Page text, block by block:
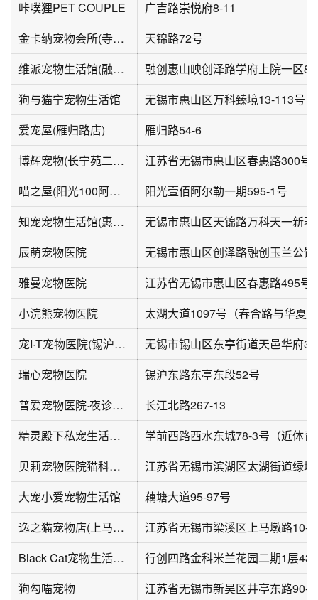
咔噗狸PET COUPLE
广吉路崇悦府8-11
金卡纳宠物会所(寺头家园三期店)
天锦路72号
维派宠物生活馆(融创·惠山映店)
融创惠山映创泽路学府上院一区8-
狗与猫宁宠物生活馆
无锡市惠山区万科臻境13-113号
爱宠屋(雁归路店)
雁归路54-6
博辉宠物(长宁苑二区B区店)
江苏省无锡市惠山区春惠路300号
喵之屋(阳光100阿尔勒一期店)
阳光壹佰阿尔勒一期595-1号
知宠宠物生活馆(惠山店)
辰萌宠物医院
雅曼宠物医院
江苏省无锡市惠山区春惠路495号
小浣熊宠物医院
宠I·T宠物医院(锡沪路店)
瑞心宠物医院
锡沪东路东亭东段52号
普爱宠物医院·夜诊中心·腔镜中心·外科·猫科(新吴店)
长江北路267-13
精灵殿下私宠生活馆(西水东店)
贝莉宠物医院猫科外科中心(玉兰花园店)
大宠小爱宠物生活馆
藕塘大道95-97号
逸之猫宠物店(上马墩店)
江苏省无锡市梁溪区上马墩路10-
Black Cat宠物生活馆(金科米兰花园西区店)
狗勾喵宠物
江苏省无锡市新吴区井亭东路90-